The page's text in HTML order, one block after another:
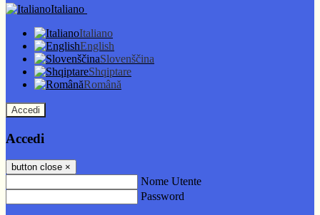
Italiano
Italiano
English
Slovenščina
Shqiptare
Română
Accedi
Accedi
button close ×
Nome Utente
Password